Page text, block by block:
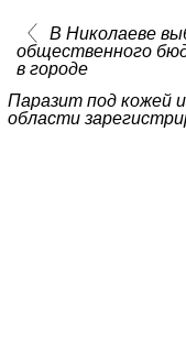
В Николаеве
общественного
в городе
Паразит под кожей и
области